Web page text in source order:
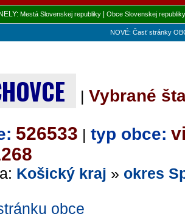
Mestá Slovenskej republiky| Obce Slovenskej republiky
NOVÉ: Časť stránky
|Vybrané
526533 | typ obce:
Košický kraj » okres
obce